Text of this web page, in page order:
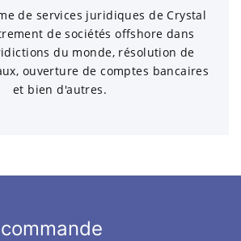
de services juridiques de Crystal
de sociétés offshore dans
du monde, résolution de
ouverture de comptes bancaires
et bien d'autres.